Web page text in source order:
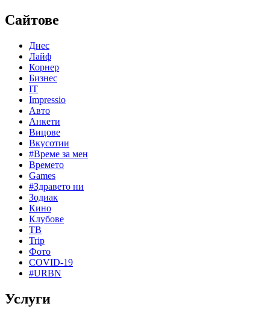
Сайтове
Днес
Лайф
Корнер
Бизнес
IT
Impressio
Авто
Анкети
Вицове
Вкусотии
#Време за мен
Времето
Games
#Здравето ни
Зодиак
Кино
Клубове
ТВ
Trip
Фото
COVID-19
#URBN
Услуги